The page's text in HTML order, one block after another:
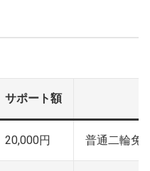
サポート額
20,000円 普通二輪免